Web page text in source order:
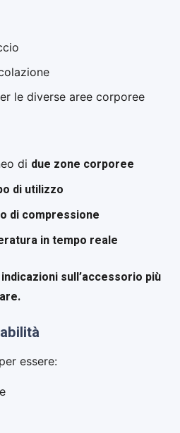
le diverse aree corporee
di due zone corporee
di utilizzo
di compressione
in tempo reale
sull’accessorio più
essere: